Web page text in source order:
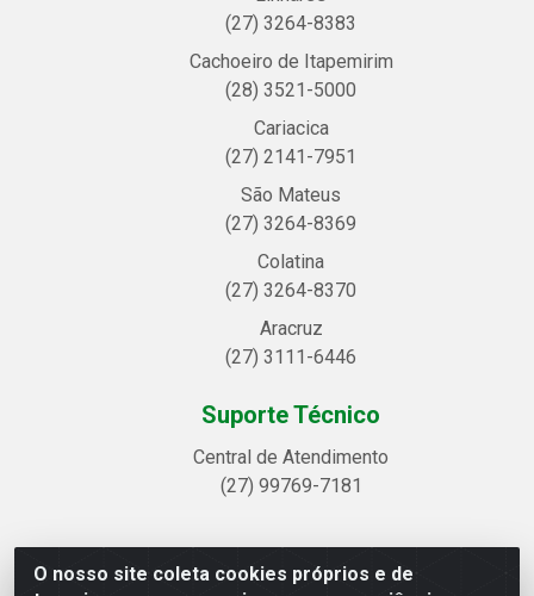
O nosso site coleta cookies próprios e de
(27) 3264-8383
Cachoeiro de Itapemirim
(28) 3521-5000
Cariacica
(27) 2141-7951
São Mateus
(27) 3264-8369
Colatina
(27) 3264-8370
Aracruz
(27) 3111-6446
Suporte Técnico
Central de Atendimento
(27) 99769-7181
Linhavix Distribuidora LTDA - Avenida Alegre, 2521 -